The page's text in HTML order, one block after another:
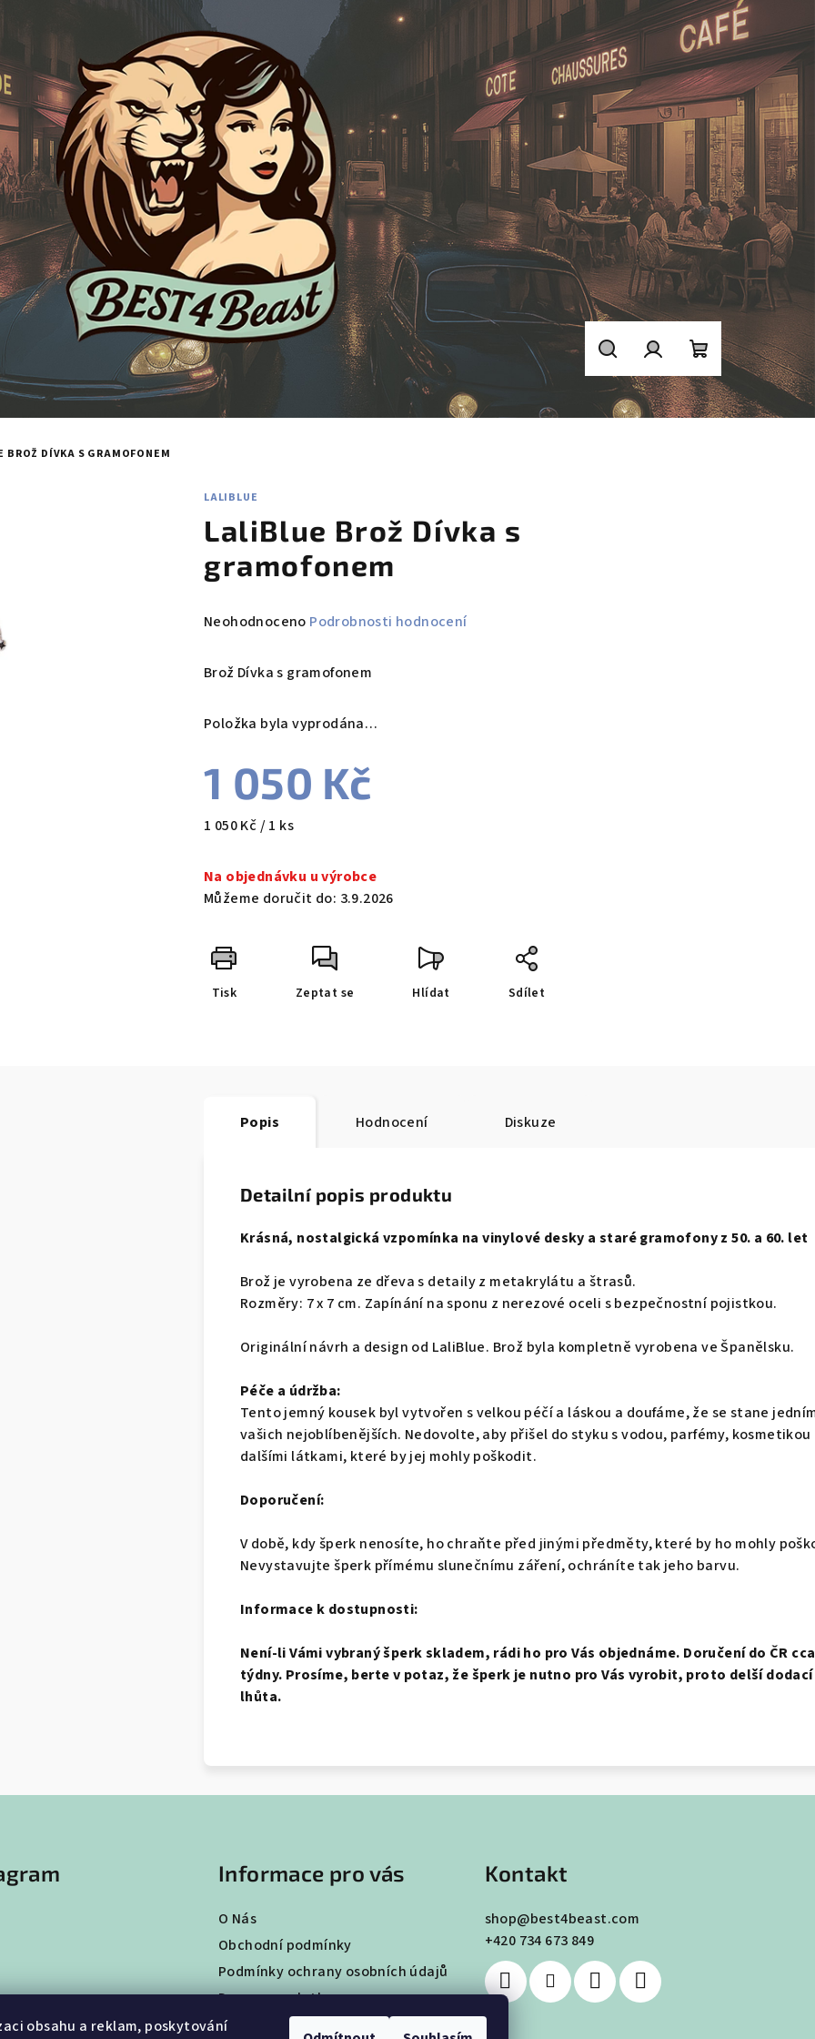
obsahu a reklam, poskytování
HledatPřihlášeníNákupní
BROŽ DÍVKA S GRAMOFONEM
LALIBLUE
LaliBlue Brož Dívka s
gramofonem
Průměrné
produktu
z
hvězdiček.
Neohodnoceno Podrobnosti hodnocení
Brož Dívka s gramofonem
Položka byla vyprodána…
1 050 Kč
Měrná
1 050 Kč / 1 ks
Na objednávku u výrobce
Můžeme doručit do: 3.9.2026
Tisk Zeptat se Hlídat Sdílet
Popis Hodnocení Diskuze
Detailní popis produktu
Krásná, nostalgická vzpomínka na vinylové desky a staré gramofony z 50. a 60. let
Brož je vyrobena ze dřeva s detaily z metakrylátu a štrasů.
Rozměry: 7 x 7 cm. Zapínání na sponu z nerezové oceli s bezpečnostní pojistkou.
Originální návrh a design od LaliBlue. Brož byla kompletně vyrobena ve Španělsku.
Péče a údržba:
Tento jemný kousek byl vytvořen s velkou péčí a láskou a doufáme, že se stane
vašich nejoblíbenějších. Nedovolte, aby přišel do styku s vodou, parfémy, kosmetikou
dalšími látkami, které by jej mohly poškodit.
Doporučení:
V době, kdy šperk nenosíte, ho chraňte před jinými předměty, které by ho mohly
Nevystavujte šperk přímému slunečnímu záření, ochráníte tak jeho barvu.
Informace k dostupnosti:
Není-li Vámi vybraný šperk skladem, rádi ho pro Vás objednáme. Doručení do ČR
týdny. Prosíme, berte v potaz, že šperk je nutno pro Vás vyrobit, proto delší dodací
lhůta.
Informace pro vás
O Nás
Obchodní podmínky
Podmínky ochrany osobních údajů
Doprava a platba
Vrácení a výměna zboží
Kontakt
shop@best4beast.com
+420 734 673 849